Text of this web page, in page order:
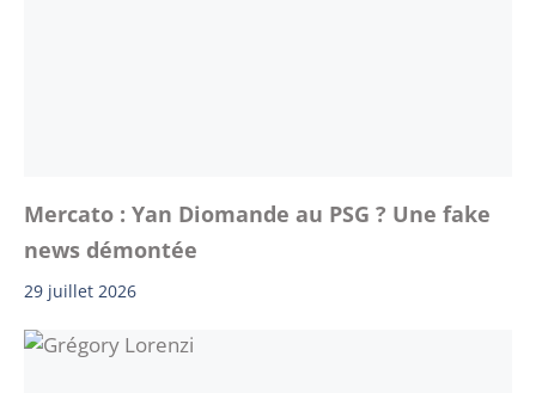
Mercato : Yan Diomande au PSG ? Une fake
news démontée
29 juillet 2026